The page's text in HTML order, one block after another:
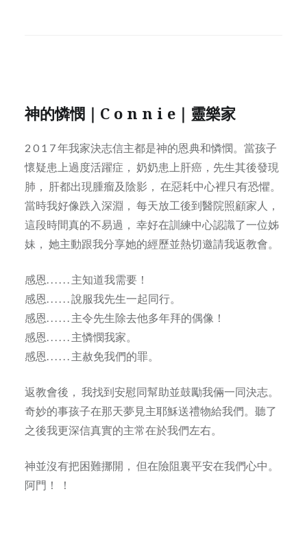
神的憐憫｜C o n n i e｜靈樂家
2 0 1 7 年我家決志信主都是神的恩典和憐憫。當孩子
懷疑患上過度活躍症， 奶奶患上肝癌，先生其後發現
肺， 肝都出現腫瘤及陰影， 在惡耗中心裡只有恐懼。
當時我好像跌入深淵， 每天放工後到醫院照顧家人，
這段時間真的不易過， 幸好在訓練中心認識了一位姊
妹， 她主動跟我分享她的經歷並熱切邀請我返教會。
感恩. . . . . . 主知道我需要！
感恩. . . . . . 說服我先生一起同行。
感恩. . . . . . 主令先生除去他多年拜的偶像！
感恩. . . . . . 主憐憫我家。
感恩. . . . . . 主赦免我們的罪。
返教會後， 我找到安慰同幫助並鼓勵我倆一同決志。
奇妙的事孩子在那天夢見主耶穌送禮物給我們。聽了
之後我更深信真實的主常在於我們左右。
神並沒有把困難挪開， 但在險阻裏平安在我們心中。
阿門！ ！